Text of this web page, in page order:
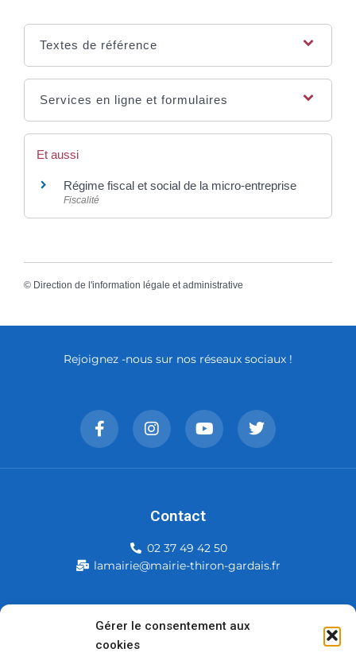
Gérer le consentement aux
cookies
Textes de référence
Services en ligne et formulaires
Et aussi
Régime fiscal et social de la micro-entreprise
Fiscalité
© Direction de l'information légale et administrative
Mairie de Thiron-Gardais
Rejoignez -nous sur nos réseaux sociaux !
Contact
02 37 49 42 50
lamairie@mairie-thiron-gardais.fr